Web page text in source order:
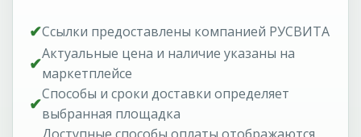
✔Ссылки предоставлены компанией РУСВИТА
✔Актуальные цена и наличие указаны на
маркетплейсе
✔Способы и сроки доставки определяет
выбранная площадка